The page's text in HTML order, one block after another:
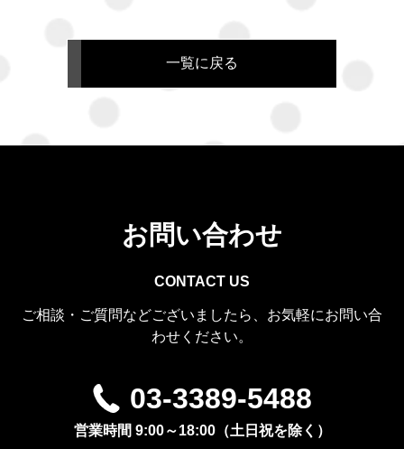
一覧に戻る
お問い合わせ
CONTACT US
ご相談・ご質問などございましたら、お気軽にお問い合
わせください。
03-3389-5488
営業時間 9:00～18:00（土日祝を除く）